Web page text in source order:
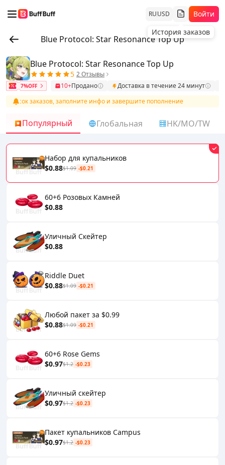
RUUSD
История заказов
Войти
Blue Protocol: Star Resonance Top Up
Blue Protocol: Star Resonance Top Up
5 2 Отзывы
7%OFF 10+Продано
Доставка в течение 24 минут
заказов, заполните инфо и завершите пополнение
Популярный Глобальная HK/MO/TW
Набор для купальников
$0.88$1.09 -$0.21
60+6 Розовых Камней
$0.88
Уличный Скейтер
$0.88
Riddle Duet
$0.88$1.09 -$0.21
Любой пакет за $0.99
$0.88$1.09 -$0.21
60+6 Rose Gems
$0.97$1.2 -$0.23
Уличный скейтер
$0.97$1.2 -$0.23
Пакет купальников Campus
$0.97$1.2 -$0.23